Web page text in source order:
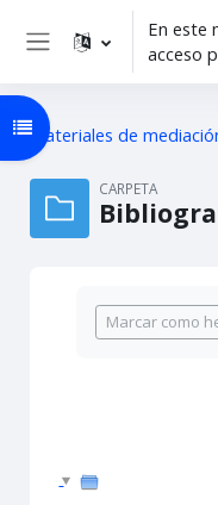
Salta al contenido principal
Panel lateral
En este
acceso
Materiales de
CARPETA
Abrir índice del curso
Marcar como